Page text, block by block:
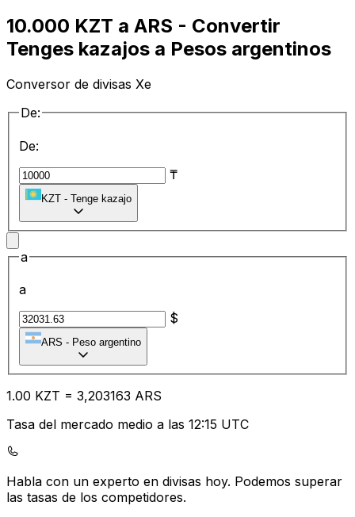
10.000 KZT a ARS - Convertir
Tenges kazajos a Pesos argentinos
Conversor de divisas Xe
De:
De:
₸
KZT - Tenge kazajo
a
a
$
ARS - Peso argentino
1.00 KZT = 3,203163 ARS
Tasa del mercado medio a las 12:15 UTC
Habla con un experto en divisas hoy. Podemos superar
las tasas de los competidores.